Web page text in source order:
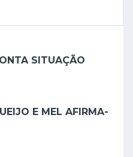
SITUAÇÃO
E MEL AFIRMA-